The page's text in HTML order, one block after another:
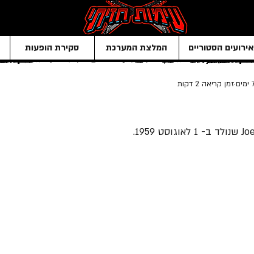
אירועים הסטוריים המלצת המערכת סקירת הופעות
זמן קריאה 2 דקות